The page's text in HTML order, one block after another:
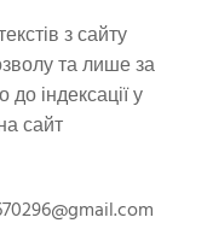
з сайту
та лише за
індексації у
сайт